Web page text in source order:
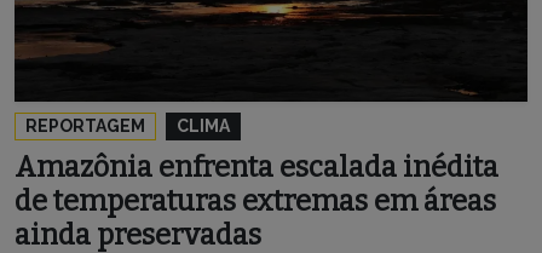
REPORTAGEM CLIMA
Amazônia enfrenta escalada inédita
de temperaturas extremas em áreas
ainda preservadas